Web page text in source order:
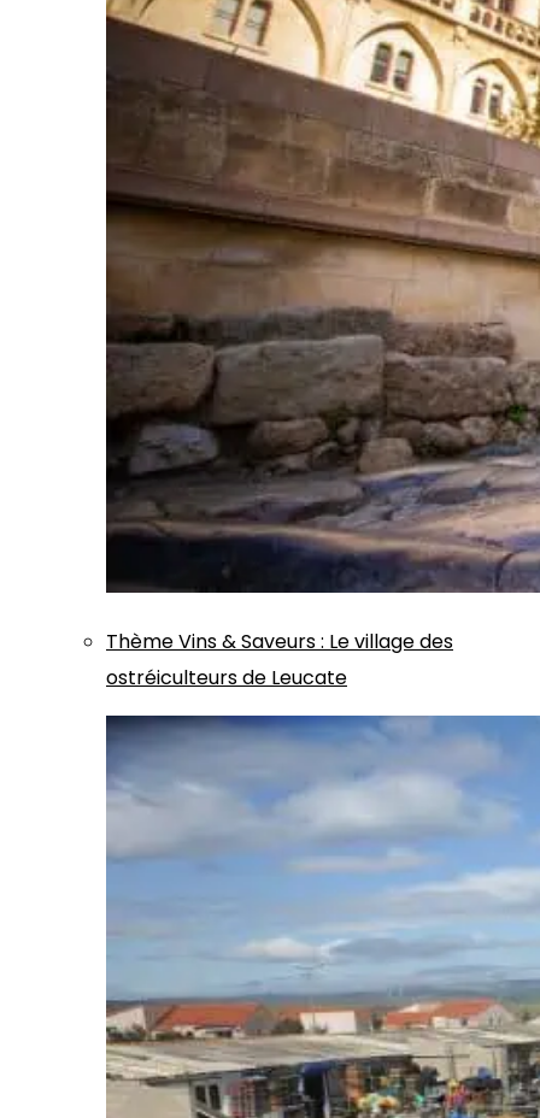
ThèmeVins & Saveurs: Le village des
ostréiculteurs de Leucate